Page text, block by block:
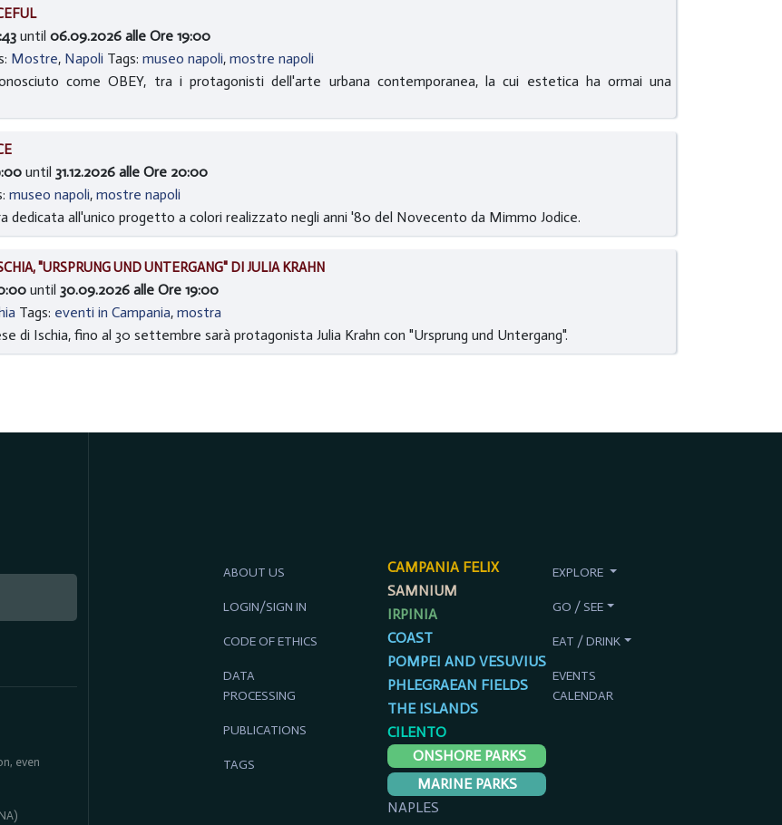
until 06.09.2026 alle Ore 19:00
Mostre, Napoli Tags: museo napoli, mostre napoli
come OBEY, tra i protagonisti dell'arte urbana contemporanea, la cui estetica ha ormai una
until 31.12.2026 alle Ore 20:00
museo napoli, mostre napoli
dedicata all'unico progetto a colori realizzato negli anni '80 del Novecento da Mimmo Jodice.
"URSPRUNG UND UNTERGANG" DI JULIA KRAHN
until 30.09.2026 alle Ore 19:00
Tags: eventi in Campania, mostra
di Ischia, fino al 30 settembre sarà protagonista Julia Krahn con "Ursprung und Untergang".
even
ABOUT US
LOGIN/SIGN IN
CODE OF ETHICS
DATA
PROCESSING
PUBLICATIONS
TAGS
CAMPANIA FELIX
SAMNIUM
IRPINIA
COAST
POMPEI AND VESUVIUS
PHLEGRAEAN FIELDS
THE ISLANDS
CILENTO
ONSHORE PARKS
MARINE PARKS
NAPLES
EXPLORE
GO / SEE
EAT / DRINK
EVENTS
CALENDAR